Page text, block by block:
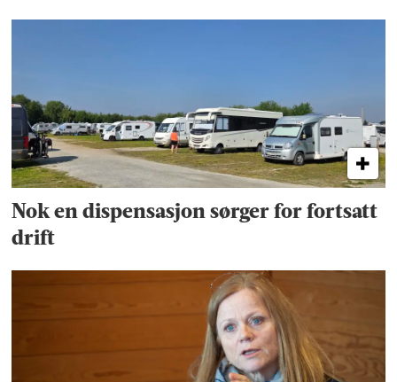
Nok en dispensasjon sørger for fortsatt
drift